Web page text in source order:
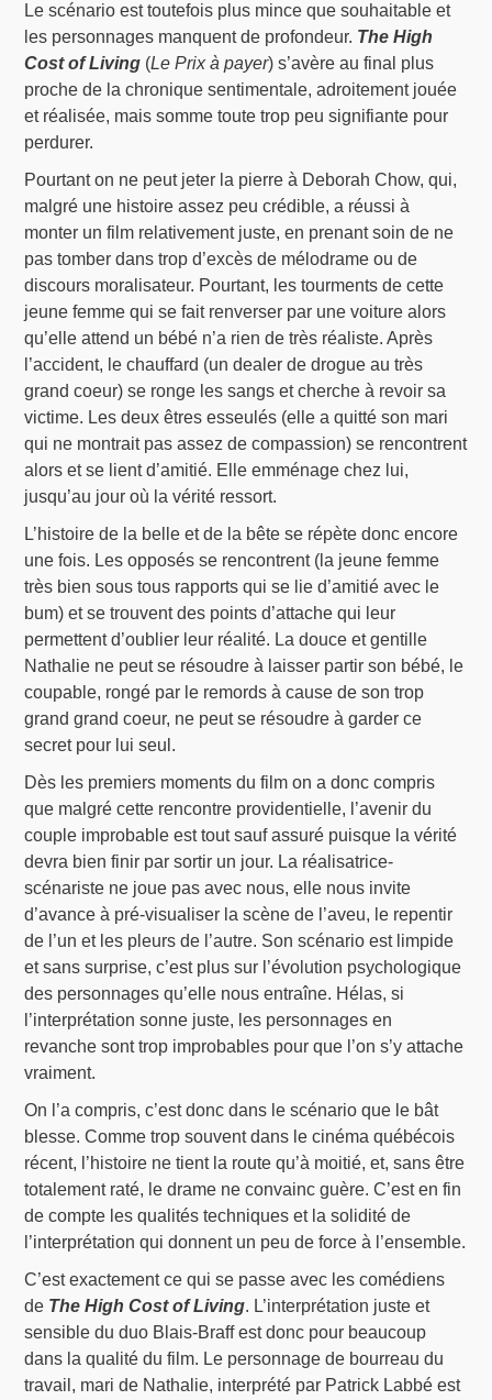
Le scénario est toutefois plus mince que souhaitable et
les personnages manquent de profondeur. The High
Cost of Living (Le Prix à payer) s’avère au final plus
proche de la chronique sentimentale, adroitement jouée
et réalisée, mais somme toute trop peu signifiante pour
perdurer.
Pourtant on ne peut jeter la pierre à Deborah Chow, qui,
malgré une histoire assez peu crédible, a réussi à
monter un film relativement juste, en prenant soin de ne
pas tomber dans trop d’excès de mélodrame ou de
discours moralisateur. Pourtant, les tourments de cette
jeune femme qui se fait renverser par une voiture alors
qu’elle attend un bébé n’a rien de très réaliste. Après
l’accident, le chauffard (un dealer de drogue au très
grand coeur) se ronge les sangs et cherche à revoir sa
victime. Les deux êtres esseulés (elle a quitté son mari
qui ne montrait pas assez de compassion) se rencontrent
alors et se lient d’amitié. Elle emménage chez lui,
jusqu’au jour où la vérité ressort.
L’histoire de la belle et de la bête se répète donc encore
une fois. Les opposés se rencontrent (la jeune femme
très bien sous tous rapports qui se lie d’amitié avec le
bum) et se trouvent des points d’attache qui leur
permettent d’oublier leur réalité. La douce et gentille
Nathalie ne peut se résoudre à laisser partir son bébé, le
coupable, rongé par le remords à cause de son trop
grand grand coeur, ne peut se résoudre à garder ce
secret pour lui seul.
Dès les premiers moments du film on a donc compris
que malgré cette rencontre providentielle, l’avenir du
couple improbable est tout sauf assuré puisque la vérité
devra bien finir par sortir un jour. La réalisatrice-
scénariste ne joue pas avec nous, elle nous invite
d’avance à pré-visualiser la scène de l’aveu, le repentir
de l’un et les pleurs de l’autre. Son scénario est limpide
et sans surprise, c’est plus sur l’évolution psychologique
des personnages qu’elle nous entraîne. Hélas, si
l’interprétation sonne juste, les personnages en
revanche sont trop improbables pour que l’on s’y attache
vraiment.
On l’a compris, c’est donc dans le scénario que le bât
blesse. Comme trop souvent dans le cinéma québécois
récent, l’histoire ne tient la route qu’à moitié, et, sans être
totalement raté, le drame ne convainc guère. C’est en fin
de compte les qualités techniques et la solidité de
l’interprétation qui donnent un peu de force à l’ensemble.
C’est exactement ce qui se passe avec les comédiens
de The High Cost of Living. L’interprétation juste et
sensible du duo Blais-Braff est donc pour beaucoup
dans la qualité du film. Le personnage de bourreau du
travail, mari de Nathalie, interprété par Patrick Labbé est